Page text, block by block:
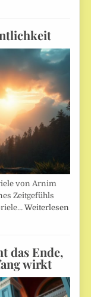
von Arnim
Zeitgefühls
Weiterlesen
das Ende,
wirkt